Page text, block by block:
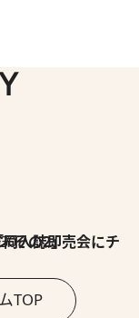
にチャレンジ その2」
TOP